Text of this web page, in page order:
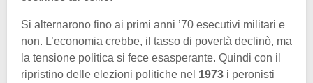
Si alternarono fino ai primi anni ’70 esecutivi militari e
non. L’economia crebbe, il tasso di povertà declinò, ma
la tensione politica si fece esasperante. Quindi con il
ripristino delle elezioni politiche nel 1973 i peronisti